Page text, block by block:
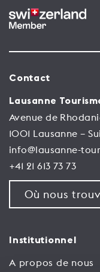
Contact
Lausanne
Avenue de
1001 Lausanne –
info@lausanne-
+41 21 613 73 73
Où nous
Institutionnel
A propos de nous